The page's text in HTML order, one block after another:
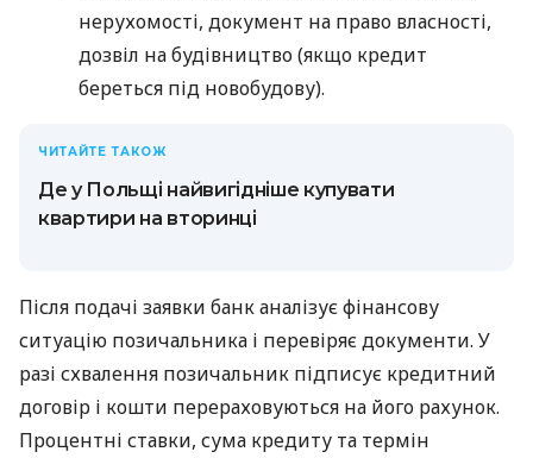
нерухомості, документ на право власності,
дозвіл на будівництво (якщо кредит
береться під новобудову).
ЧИТАЙТЕ ТАКОЖ
Де у Польщі найвигідніше купувати
квартири на вторинці
Після подачі заявки банк аналізує фінансову
ситуацію позичальника і перевіряє документи. У
разі схвалення позичальник підписує кредитний
договір і кошти перераховуються на його рахунок.
Процентні ставки, сума кредиту та термін